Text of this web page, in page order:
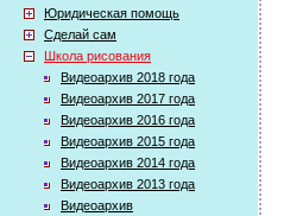
Юридическая помощь
Сделай сам
Школа рисования
Видеоархив 2018 года
Видеоархив 2017 года
Видеоархив 2016 года
Видеоархив 2015 года
Видеоархив 2014 года
Видеоархив 2013 года
Видеоархив